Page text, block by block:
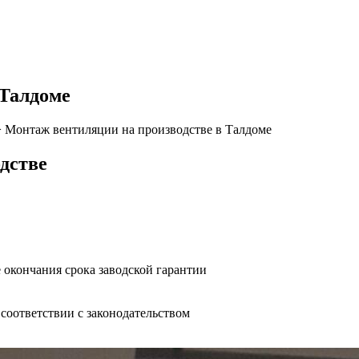
Монтаж вентиляции на производстве в Талдоме
срока заводской гарантии
с законодательством